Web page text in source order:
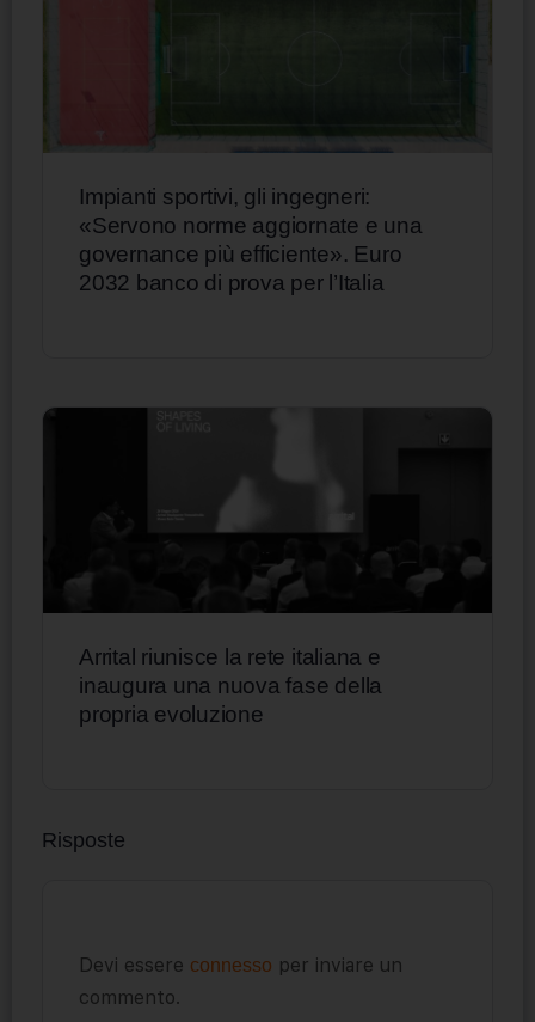
Impianti sportivi, gli ingegneri:
«Servono norme aggiornate e una
governance più efficiente». Euro
2032 banco di prova per l’Italia
Arrital riunisce la rete italiana e
inaugura una nuova fase della
propria evoluzione
Risposte
Devi essere connesso per inviare un
commento.